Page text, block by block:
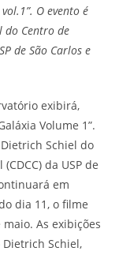
O evento é
do Centro de
de São Carlos e
exibirá,
Volume 1”.
Schiel do
da USP de
em
dia 11, o filme
As exibições
Schiel,